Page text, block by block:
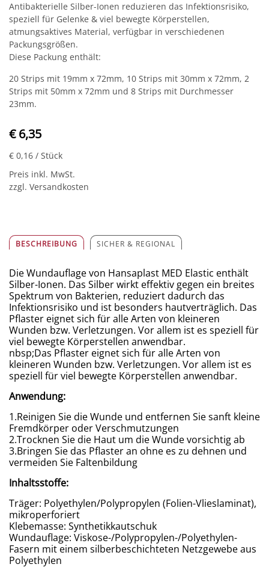
Antibakterielle Silber-Ionen reduzieren das Infektionsrisiko,
speziell für Gelenke & viel bewegte Körperstellen,
atmungsaktives Material, verfügbar in verschiedenen
Packungsgrößen.
Diese Packung enthält:
20 Strips mit 19mm x 72mm, 10 Strips mit 30mm x 72mm, 2
Strips mit 50mm x 72mm und 8 Strips mit Durchmesser
23mm.
€ 6,35
€ 0,16 / Stück
Preis inkl. MwSt.
zzgl. Versandkosten
BESCHREIBUNG SICHER & REGIONAL
Die Wundauflage von Hansaplast MED Elastic enthält
Silber-Ionen. Das Silber wirkt effektiv gegen ein breites
Spektrum von Bakterien, reduziert dadurch das
Infektionsrisiko und ist besonders hautverträglich. Das
Pflaster eignet sich für alle Arten von kleineren
Wunden bzw. Verletzungen. Vor allem ist es speziell für
viel bewegte Körperstellen anwendbar.
nbsp;Das Pflaster eignet sich für alle Arten von
kleineren Wunden bzw. Verletzungen. Vor allem ist es
speziell für viel bewegte Körperstellen anwendbar.
Anwendung:
1.Reinigen Sie die Wunde und entfernen Sie sanft kleine
Fremdkörper oder Verschmutzungen
2.Trocknen Sie die Haut um die Wunde vorsichtig ab
3.Bringen Sie das Pflaster an ohne es zu dehnen und
vermeiden Sie Faltenbildung
Inhaltsstoffe:
Träger: Polyethylen/Polypropylen (Folien-Vlieslaminat),
mikroperforiert
Klebemasse: Synthetikkautschuk
Wundauflage: Viskose-/Polypropylen-/Polyethylen-
Fasern mit einem silberbeschichteten Netzgewebe aus
Polyethylen